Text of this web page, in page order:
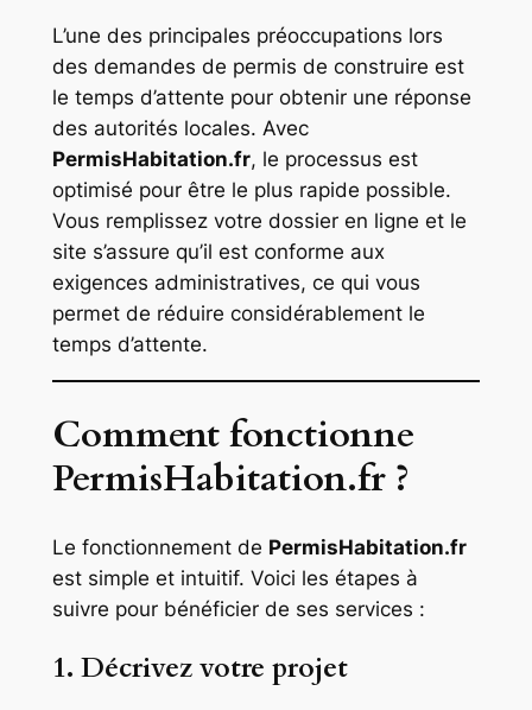
L’une des principales préoccupations lors
des demandes de permis de construire est
le temps d’attente pour obtenir une réponse
des autorités locales. Avec
PermisHabitation.fr, le processus est
optimisé pour être le plus rapide possible.
Vous remplissez votre dossier en ligne et le
site s’assure qu’il est conforme aux
exigences administratives, ce qui vous
permet de réduire considérablement le
temps d’attente.
Comment fonctionne
PermisHabitation.fr ?
Le fonctionnement de PermisHabitation.fr
est simple et intuitif. Voici les étapes à
suivre pour bénéficier de ses services :
1. Décrivez votre projet